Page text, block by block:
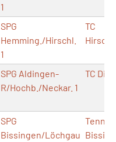
1
SPG
Hemming./Hirschl.
1
TC
SPG Aldingen-
R/Hochb./Neckar. 1
TC
SPG
Bissingen/Löchgau